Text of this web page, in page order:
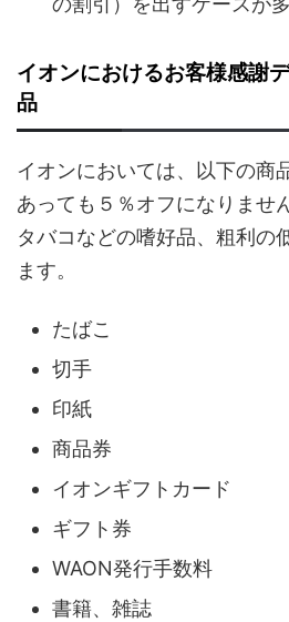
イオンにおけるお客様感謝
品
イオンにおいては、以下の商
あっても５％オフになりませ
タバコなどの嗜好品、粗利の
ます。
たばこ
切手
印紙
商品券
イオンギフトカード
ギフト券
WAON発行手数料
書籍、雑誌